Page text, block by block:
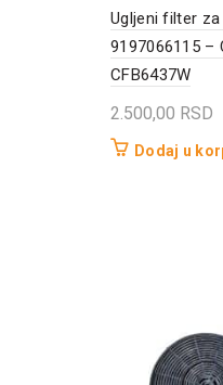
Ugljeni filter
9197066115 –
CFB6437W
2.500,00 RSD
Dodaj u